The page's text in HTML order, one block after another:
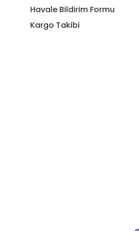
Havale Bildirim Formu
Kargo Takibi